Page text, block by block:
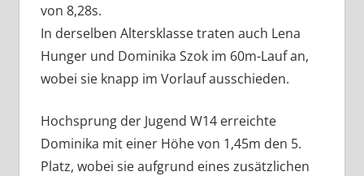
von 8,28s.
In derselben Altersklasse traten auch Lena
Hunger und Dominika Szok im 60m-Lauf an,
wobei sie knapp im Vorlauf ausschieden.
Hochsprung der Jugend W14 erreichte
Dominika mit einer Höhe von 1,45m den 5.
Platz, wobei sie aufgrund eines zusätzlichen